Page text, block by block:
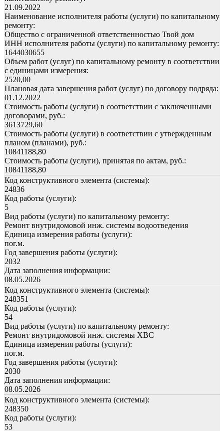
21.09.2022
Наименование исполнителя работы (услуги) по капитальному
ремонту:
Общество с ограниченной ответственностью Твой дом
ИНН исполнителя работы (услуги) по капитальному ремонту:
1644030655
Объем работ (услуг) по капитальному ремонту в соответствии
с единицами измерения:
2520,00
Плановая дата завершения работ (услуг) по договору подряда:
01.12.2022
Стоимость работы (услуги) в соответствии с заключенными
договорами, руб.:
3613729,60
Стоимость работы (услуги) в соответствии с утвержденным
планом (планами), руб.:
10841188,80
Стоимость работы (услуги), принятая по актам, руб.:
10841188,80
Код конструктивного элемента (системы):
24836
Код работы (услуги):
5
Вид работы (услуги) по капитальному ремонту:
Ремонт внутридомовой инж. системы водоотведения
Единица измерения работы (услуги):
пог.м.
Год завершения работы (услуги):
2032
Дата заполнения информации:
08.05.2026
Код конструктивного элемента (системы):
248351
Код работы (услуги):
54
Вид работы (услуги) по капитальному ремонту:
Ремонт внутридомовой инж. системы ХВС
Единица измерения работы (услуги):
пог.м.
Год завершения работы (услуги):
2030
Дата заполнения информации:
08.05.2026
Код конструктивного элемента (системы):
248350
Код работы (услуги):
53